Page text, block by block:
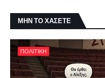
ΜΗΝ ΤΟ ΧΑΣΕΤΕ
ΠΟΛΙΤΙΚΗ